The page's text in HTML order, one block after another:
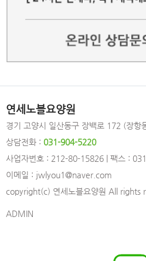
연세노블요양원
경기 고양시 일산동구 장백로 172 (장항
상담전화 : 031-904-5220
사업자번호 : 212-80-15826 | 팩스 :
이메일 : jwlyou1@naver.com
copyright(c) 연세노블요양원 All rights
ADMIN